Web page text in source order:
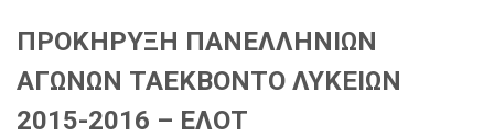
ΠΡΟΚΗΡΥΞΗ ΠΑΝΕΛΛΗΝΙΩΝ
ΑΓΩΝΩΝ ΤΑΕΚΒΟΝΤΟ ΛΥΚΕΙΩΝ
2015-2016 – ΕΛΟΤ